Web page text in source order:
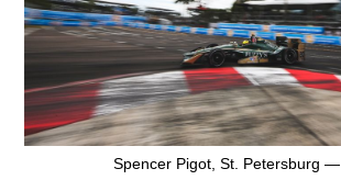
Spencer Pigot, St. Petersburg —